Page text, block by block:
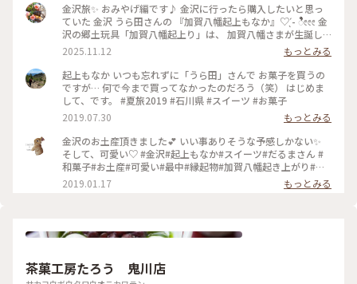
金沢旅✨ おみやげ編です♪ 金沢に行ったら購入したいと思っ
ていた 金沢 うら田さんの 『加賀八幡起上もなか』♡ ̖́- ೀೀೀ 金
沢の郷土玩具「加賀八幡起上り」は、 加賀八幡さまが生誕し
た際の 真紅のおくるみ姿に似せた人形で、 子供の健康を願っ
て配られました。 その姿を模した最中は、 出産祝いなどに用
いられています。 （ホームページより） ೀೀೀ 家族繁栄、健康
祈願、愛児のお宮参り、 厄除、病気平穏にと広く愛されてい
る 縁起が良いもなかです✨ 中にはたくさんの餡子が入ってい
て とっても美味しいです(o^^o) 今回、友達、社会人学生でお
世話になっている 大学関連、自分用に 購入させて頂きました｡
✧ 金沢みやげにぴったりだと思います🥰 #金沢 #金沢旅 #金沢
みやげ #おみやげ #お土産 #ことりっぷと一緒 #金沢うら田 #加
賀八幡起上もなか
2025.11.12
もっとみる
起上もなか いつも忘れずに「うら田」さんで お菓子を買うの
ですが… 何で今まで買ってなかったのだろう（笑） はじめま
して、です。 #夏旅2019 #石川県 #スイーツ #お菓子
2019.07.30
もっとみる
金沢のお土産頂きました💕 いい事ありそうな予感しかない✨
そして、可愛い♡ #金沢#起上もなか#スイーツ#だるまさん #
和菓子#お土産#可愛い#最中#縁起物#加賀八幡起き上がり#う
ら田#冬のごちそう
2019.01.17 もっとみる
茶菓工房たろう 鬼川店